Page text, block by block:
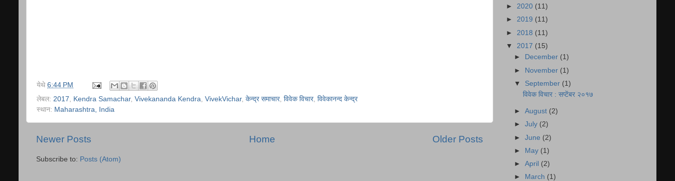
येथे 6:44 PM
लेबल: 2017 Kendra Samachar, Vivekananda Kendra VivekVichar, केन्द्र समाचार, विवेक विचार, विवेकानन्द केन्द्र
स्थान: Maharashtra, India
Newer Posts Older Posts
Home
Subscribe to: Posts (Atom)
► 2020 (11)
► 2019 (11)
► 2018 (11)
▼ 2017 (15)
►
December (1)
► November (1)
▼ September (1)
विवेक विचार : सप्टेंबर २०१७
►August (2)
►July (2)
►June (2)
► May (1)
►April (2)
►
March (1)